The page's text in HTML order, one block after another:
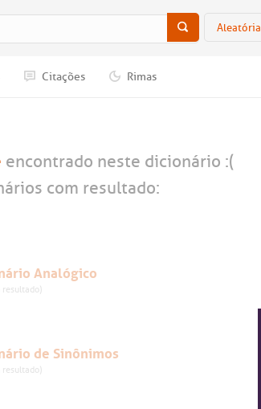
Aleatória
Citações Rimas
encontrado neste dicionário :(
com resultado:
Analógico
resultado)
de Sinônimos
resultado)